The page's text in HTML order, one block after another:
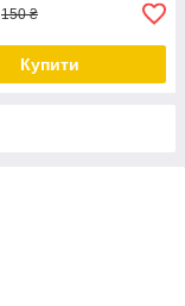
150 ₴
Купити